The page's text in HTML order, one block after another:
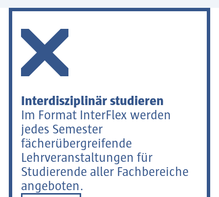
Interdisziplinär studieren
Im Format InterFlex werden
jedes Semester
fächerübergreifende
Lehrveranstaltungen für
Studierende aller Fachbereiche
angeboten.